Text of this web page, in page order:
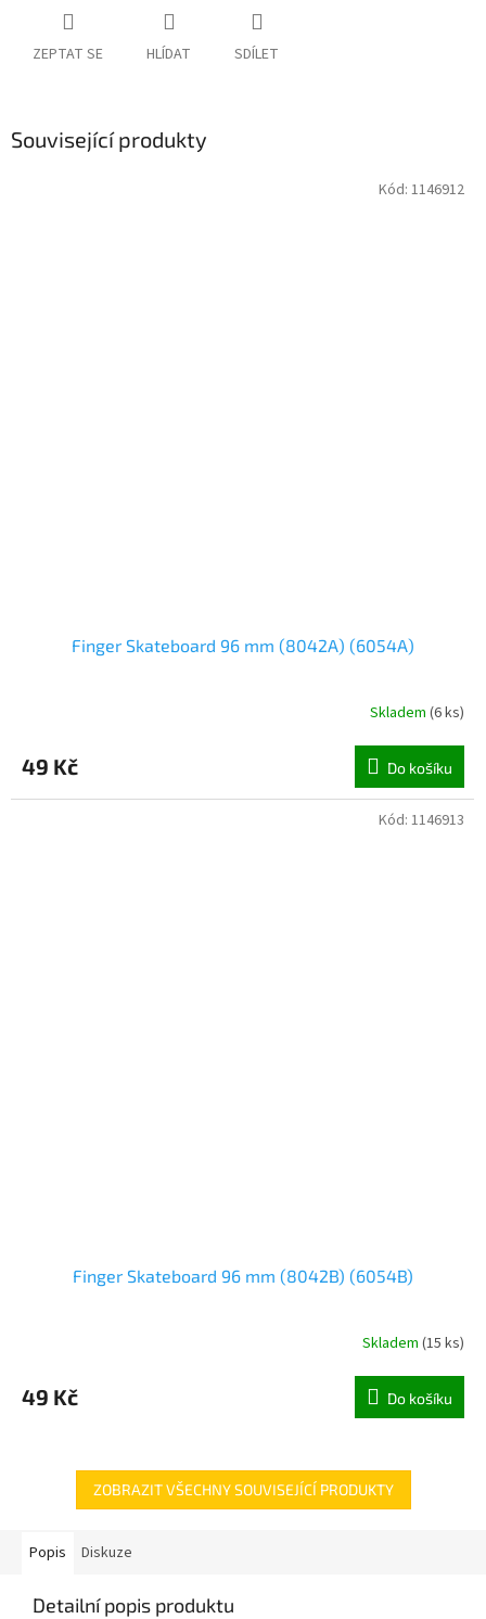
ZEPTAT SE HLÍDAT SDÍLET
Související produkty
Finger Skateboard 96 mm (8042A) (6054A)
Skladem (6 ks)
49 Kč Do košíku
Kód: 1146912
Finger Skateboard 96 mm (8042B) (6054B)
Skladem (15 ks)
49 Kč Do košíku
Kód: 1146913
ZOBRAZIT VŠECHNY SOUVISEJÍCÍ PRODUKTY
Popis Diskuze
Detailní popis produktu